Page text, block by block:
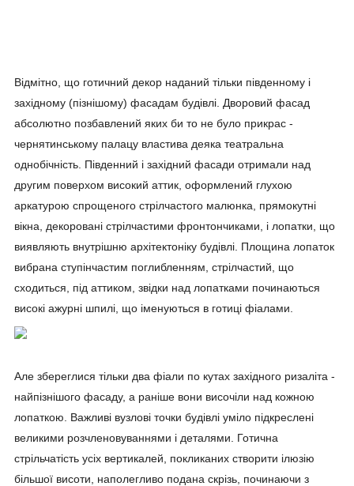
Відмітно, що готичний декор наданий тільки південному і
західному (пізнішому) фасадам будівлі. Дворовий фасад
абсолютно позбавлений яких би то не було прикрас -
чернятинському палацу властива деяка театральна
однобічність. Південний і західний фасади отримали над
другим поверхом високий аттик, оформлений глухою
аркатурою спрощеного стрілчастого малюнка, прямокутні
вікна, декоровані стрілчастими фронтончиками, і лопатки, що
виявляють внутрішню архітектоніку будівлі. Площина лопаток
вибрана ступінчастим поглибленням, стрілчастий, що
сходиться, під аттиком, звідки над лопатками починаються
високі ажурні шпилі, що іменуються в готиці фіалами.
Але збереглися тільки два фіали по кутах західного ризаліта -
найпізнішого фасаду, а раніше вони височіли над кожною
лопаткою. Важливі вузлові точки будівлі уміло підкреслені
великими розчленовуваннями і деталями. Готична
стрільчатість усіх вертикалей, покликаних створити ілюзію
більшої висоти, наполегливо подана скрізь, починаючи з